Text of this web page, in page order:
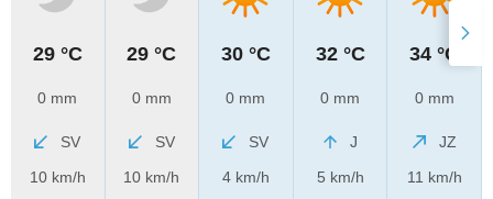
29 °C
0 mm
SV
10 km/h
29 °C
0 mm
SV
10 km/h
30 °C
0 mm
SV
4 km/h
32 °C
0 mm
J
5 km/h
34 °C
0 mm
JZ
11 km/h